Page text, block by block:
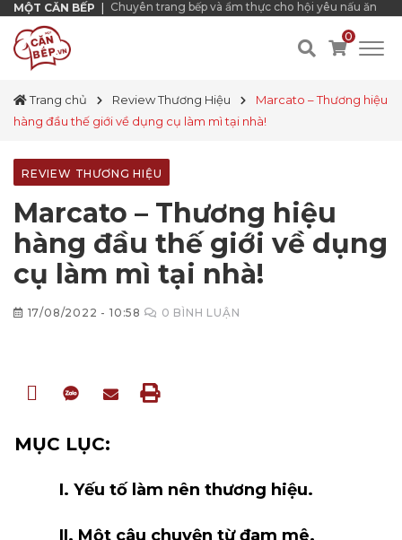
MỘT CĂN BẾP Chuyên trang bếp và ẩm thực cho hội yêu nấu ăn
0
Trang chủ Review Thương Hiệu
Marcato – Thương hiệu
hàng đầu thế giới về dụng cụ làm mì tại nhà!
REVIEW THƯƠNG HIỆU
Marcato – Thương hiệu
hàng đầu thế giới về dụng
cụ làm mì tại nhà!
17/08/2022 - 10:58 0 BÌNH LUẬN
MỤC LỤC:
I. Yếu tố làm nên thương hiệu.
II. Một câu chuyện từ đam mê.